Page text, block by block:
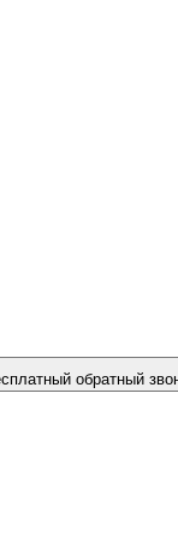
обратный